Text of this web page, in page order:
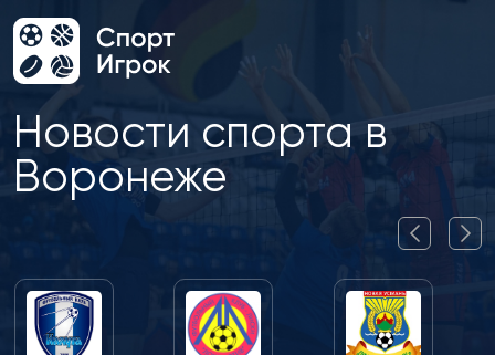
Новости спорта в
Воронеже